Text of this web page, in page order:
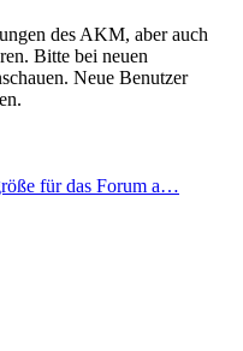
des AKM, aber auch
Bitte bei neuen
Neue Benutzer
für das Forum a…